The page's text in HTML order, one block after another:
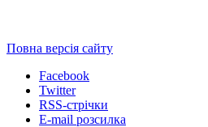
Повна версія сайту
Facebook
Twitter
RSS-стрічки
E-mail розсилка